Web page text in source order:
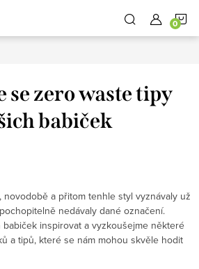
zero waste tipy
babiček
a přitom tenhle styl vyznávaly už
nedávaly dané označení.
inspirovat a vyzkoušejme některé
a tipů, které se nám mohou skvěle hodit